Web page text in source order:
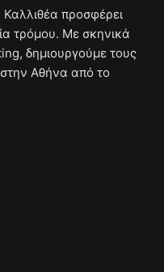
Καλλιθέα προσφέρει
τρόμου. Με σκηνικά
δημιουργούμε τους
Αθήνα από το